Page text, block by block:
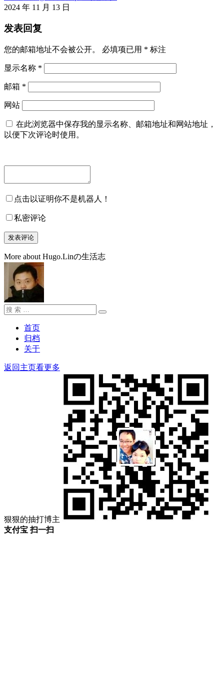
2024 年 11 月 13 日
发表回复
您的邮箱地址不会被公开。 必填项已用 * 标注
显示名称 *
邮箱 *
网站
在此浏览器中保存我的显示名称、邮箱地址和网站地址，
以便下次评论时使用。
点击以证明你不是机器人！
私密评论
More about Hugo.Linの生活志
搜
搜
首页
归档
关于
返回主页看更多
狠狠的抽打博主
支付宝 扫一扫